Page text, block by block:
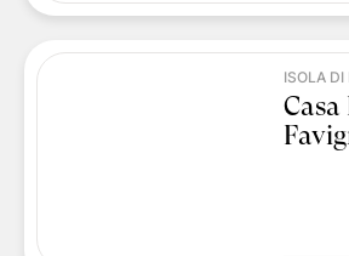
ISOLA DI
Casa